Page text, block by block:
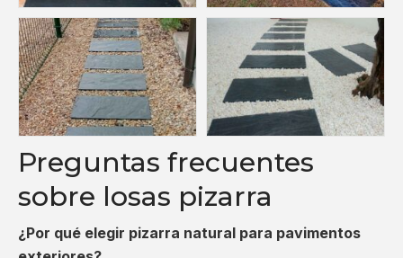
Preguntas frecuentes
sobre losas pizarra
¿Por qué elegir pizarra natural para pavimentos